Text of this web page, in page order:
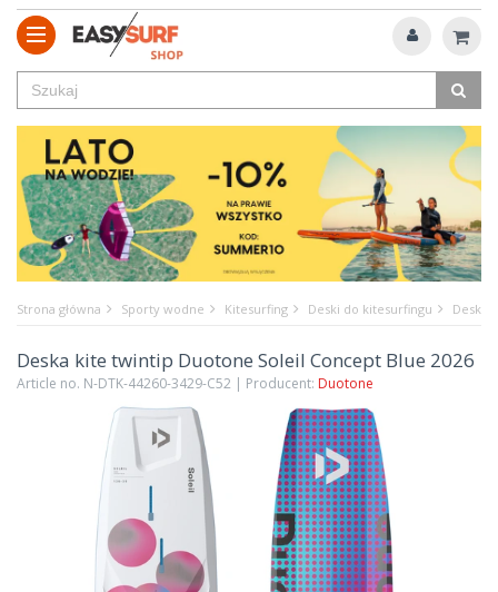
Strona główna Sporty wodne Kitesurfing Deski do kitesurfingu Deska
Deska kite twintip Duotone Soleil Concept Blue 2026
Article no. N-DTK-44260-3429-C52 | Producent: Duotone